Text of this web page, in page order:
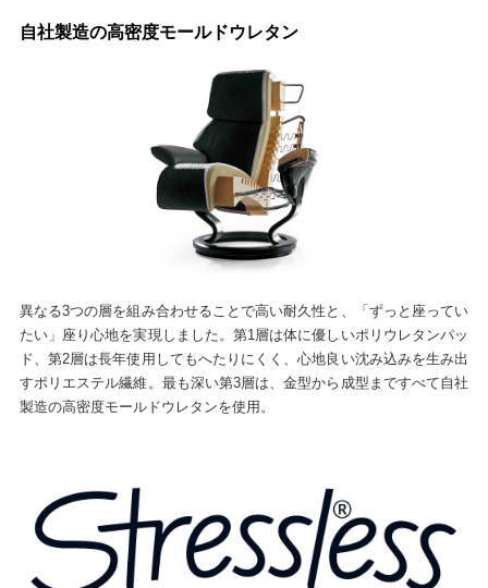
自社製造の高密度モールドウレタン
異なる3つの層を組み合わせることで高い耐久性と、「ずっと座ってい
たい」座り心地を実現しました。第1層は体に優しいポリウレタンパッ
ド、第2層は長年使用してもへたりにくく、心地良い沈み込みを生み出
すポリエステル繊維。最も深い第3層は、金型から成型まですべて自社
製造の高密度モールドウレタンを使用。